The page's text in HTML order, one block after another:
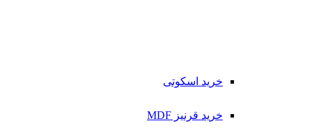
خرید اسکوتی
خرید قرنیز MDF